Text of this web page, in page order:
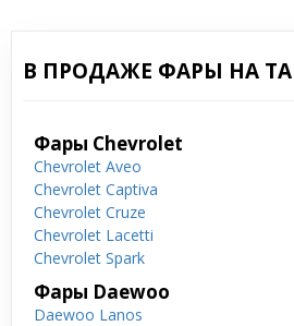
В ПРОДАЖЕ ФАРЫ НА
Фары Chevrolet
Chevrolet Aveo
Chevrolet Captiva
Chevrolet Cruze
Chevrolet Lacetti
Chevrolet Spark
Фары Daewoo
Daewoo Lanos